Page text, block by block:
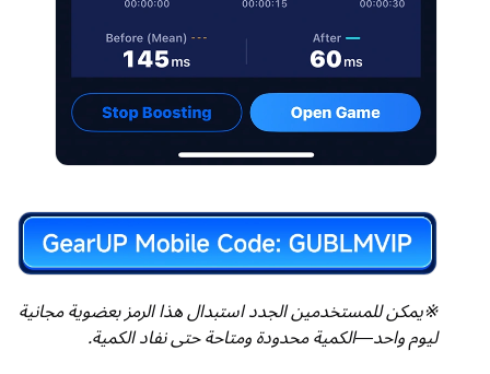
※يمكن للمستخدمين الجدد استبدال هذا الرمز بعضوية مجانية
ليوم واحد—الكمية محدودة ومتاحة حتى نفاد الكمية.